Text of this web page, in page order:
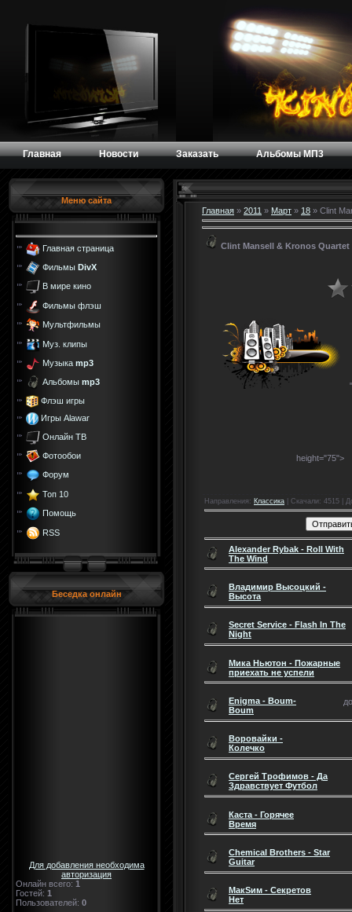
Главная Новости Заказать Альбомы МП3
Меню сайта
Главная страница
Фильмы DivX
В мире кино
Фильмы флэш
Мультфильмы
Муз. клипы
Музыка mp3
Альбомы mp3
Флэш игры
Игры Alawar
Онлайн ТВ
Фотообои
Форум
Топ 10
Помощь
RSS
Беседка онлайн
Для добавления необходима
авторизация
Онлайн всего: 1
Гостей: 1
Пользователей: 0
Главная » 2011 » Март » 18 » Clint
Clint Mansell & Kronos Quartet
height="75">
Направления : Класcика Скачали: 4515 |
Alexander Rybak - Roll With
The Wind
Владимир Высоцкий -
Высота
Secret Service - Flash In The
Night
Мика Ньютон - Пожарные
приехать не успели
Enigma - Boum-
Boum
Воровайки -
Колечко
Сергей Трофимов - Да
Здравствует Футбол
Каста - Горячее
Время
Chemical Brothers - Star
Guitar
МакSим - Секретов
Нет